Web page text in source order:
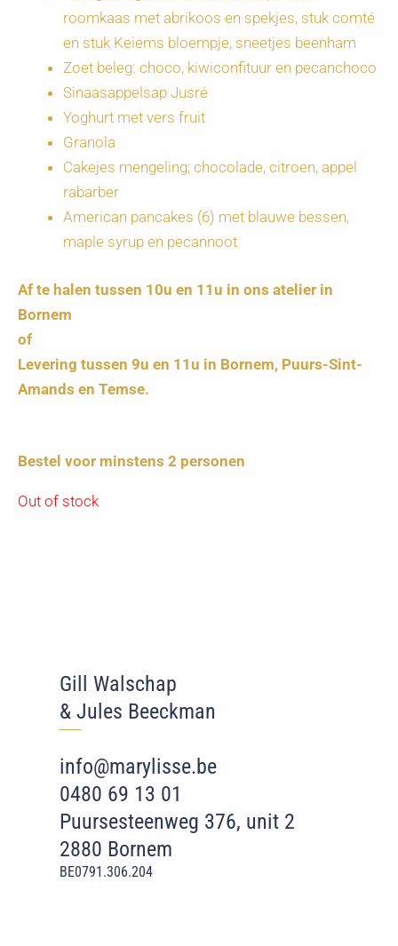
roomkaas met abrikoos en spekjes, stuk comté
en stuk Keiems bloempje, sneetjes beenham
Zoet beleg: choco, kiwiconfituur en pecanchoco
Sinaasappelsap Jusré
Yoghurt met vers fruit
Granola
Cakejes mengeling; chocolade, citroen, appel
rabarber
American pancakes (6) met blauwe bessen,
maple syrup en pecannoot
Af te halen tussen 10u en 11u in ons atelier in
Bornem
of
Levering tussen 9u en 11u in Bornem, Puurs-Sint-
Amands en Temse.
Bestel voor minstens 2 personen
Out of stock
Gill Walschap
& Jules Beeckman
info@marylisse.be
0480 69 13 01
Puursesteenweg 376, unit 2
2880 Bornem
BE0791.306.204